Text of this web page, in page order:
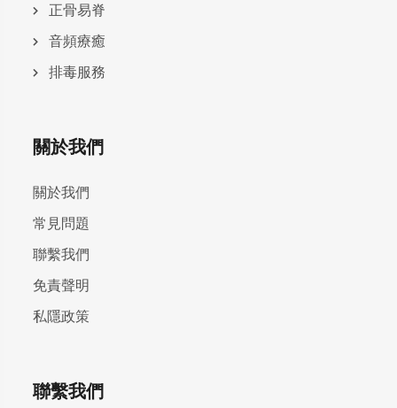
正骨易脊
⾳頻療癒
排毒服務
關於我們
關於我們
常見問題
聯繫我們
免責聲明
私隱政策
聯繫我們